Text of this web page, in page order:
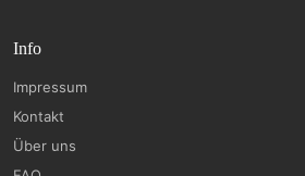
Info
Impressum
Kontakt
Über uns